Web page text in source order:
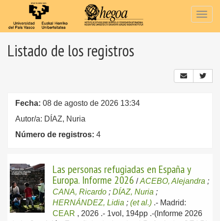
Listado de los registros
Fecha: 08 de agosto de 2026 13:34
Autor/a: DÍAZ, Nuria
Número de registros: 4
Las personas refugiadas en España y
Europa. Informe 2026 /ACEBO, Alejandra ;
CANA, Ricardo ; DÍAZ, Nuria ;
HERNÁNDEZ, Lidia ; (et al.) .- Madrid:
CEAR , 2026 .- 1vol, 194pp .-(Informe 2026